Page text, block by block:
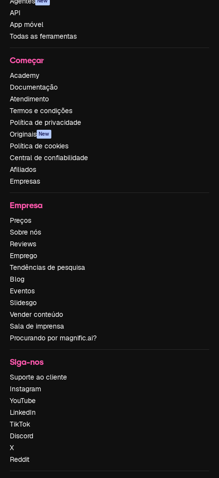
API
App móvel
Todas as ferramentas
Começar
Academy
Documentação
Atendimento
Termos e condições
Política de privacidade
Originais New
Política de cookies
Central de confiabilidade
Afiliados
Empresas
Empresa
Preços
Sobre nós
Reviews
Emprego
Tendências de pesquisa
Blog
Eventos
Slidesgo
Vender conteúdo
Sala de imprensa
Procurando por magnific.ai?
Siga-nos
Suporte ao cliente
Instagram
YouTube
LinkedIn
TikTok
Discord
X
Reddit